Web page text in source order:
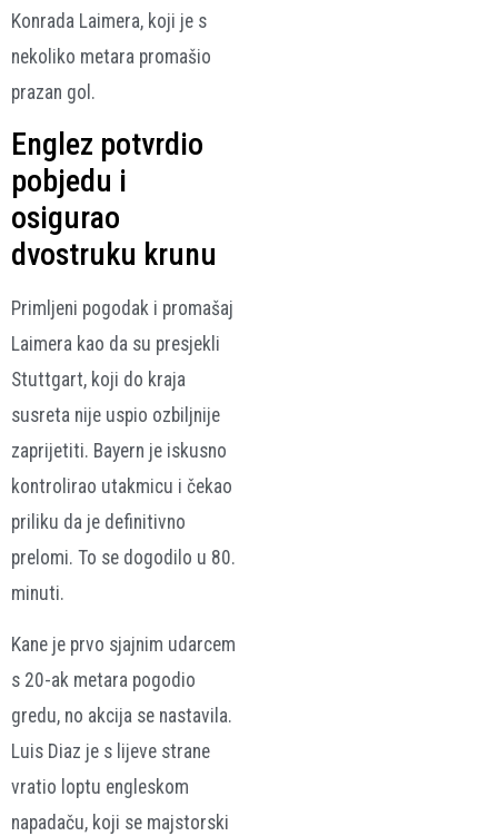
Konrada Laimera, koji je s
nekoliko metara promašio
prazan gol.
Englez potvrdio
pobjedu i
osigurao
dvostruku krunu
Primljeni pogodak i promašaj
Laimera kao da su presjekli
Stuttgart, koji do kraja
susreta nije uspio ozbiljnije
zaprijetiti. Bayern je iskusno
kontrolirao utakmicu i čekao
priliku da je definitivno
prelomi. To se dogodilo u 80.
minuti.
Kane je prvo sjajnim udarcem
s 20-ak metara pogodio
gredu, no akcija se nastavila.
Luis Diaz je s lijeve strane
vratio loptu engleskom
napadaču, koji se majstorski